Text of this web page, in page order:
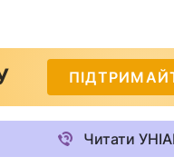
Читати